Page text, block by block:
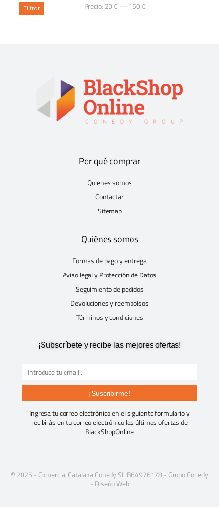
Filtrar Precio: 20 € — 150 €
Por qué comprar
Quienes somos
Contactar
Sitemap
Quiénes somos
Formas de pago y entrega
Aviso legal y Protección de Datos
Seguimiento de pedidos
Devoluciones y reembolsos
Términos y condiciones
¡Subscríbete y recibe las mejores ofertas!
¡Suscribirme!
Ingresa tu correo electrònico en el siguiente formulario y
recibirás en tu correo electrónico las últimas ofertas de
BlackShopOnline
© 2025 - Comercial Catalana Conedy SL B64976178 - Grupo Conedy
- Diseño Web